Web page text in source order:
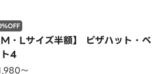
M・Lサイズ半額】 ピザハット・ベ
4
〜